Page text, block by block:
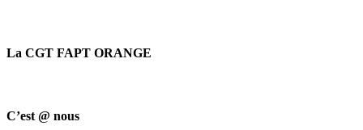
La CGT FAPT ORANGE
C’est @ nous